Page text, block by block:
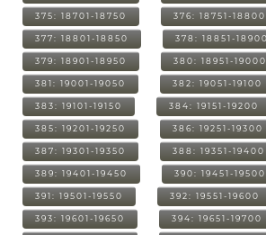
375: 18701-18750 376: 18751-18800
377: 18801-18850 378: 18851-18900
379: 18901-18950 380: 18951-19000
381: 19001-19050 382: 19051-19100
383: 19101-19150 384: 19151-19200
385: 19201-19250 386: 19251-19300
387: 19301-19350 388: 19351-19400
389: 19401-19450 390: 19451-19500
391: 19501-19550 392: 19551-19600
393: 19601-19650 394: 19651-19700